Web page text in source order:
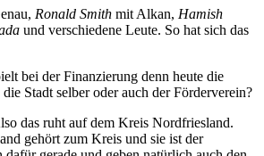
Ronald Smith mit Alkan, Hamish
und verschiedene Leute. So hat sich das
bei der Finanzierung denn heute die
Stadt selber oder auch der Förderverein?
das ruht auf dem Kreis Nordfriesland.
gehört zum Kreis und sie ist der